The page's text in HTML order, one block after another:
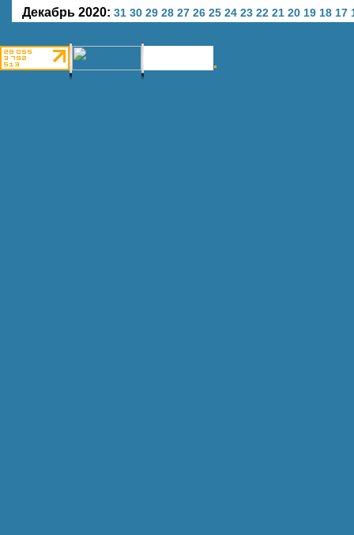
Декабрь 2020: 31 30 29 28 27 26 25 24 23 22 21 20 19 18 17